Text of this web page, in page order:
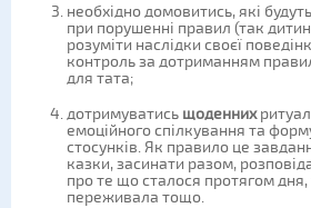
необхідно домовитись, які
при порушенні правил (так
розуміти наслідки своєї
контроль за дотриманням
для тата;
дотримуватись щоденних
емоційного спілкування та
стосунків. Як правило це
казки, засинати разом,
про те що сталося протягом
переживала тощо.